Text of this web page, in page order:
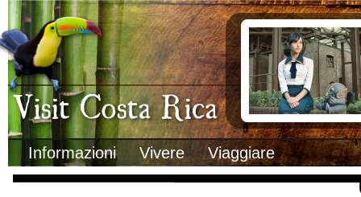
Visit Costa Rica
Informazioni Vivere Viaggiare
Clima
Geografia
Informazioni Geografiche
Letteratura e cultura
Gastronomia
Lo sapevi che
Musica
Natura
Storia
Trasporti Interni
Documenti
Italiani in Costa
L’ambasciata
Opportunità